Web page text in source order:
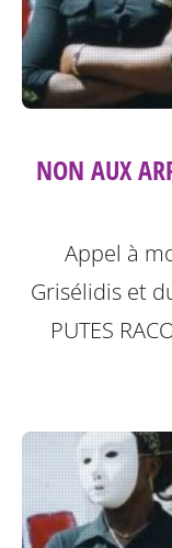
NON AUX
Appel à
Grisélidis et
PUTES